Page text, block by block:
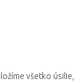
všetko úsilie,